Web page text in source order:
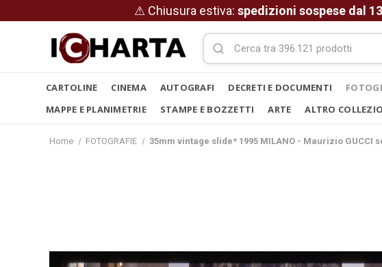
⚠ Chiusura estiva: spedizioni sospese dal
CARTOLINE CINEMA AUTOGRAFI DECRETI E DOCUMENTI
MAPPE E PLANIMETRIE
STAMPE E BOZZETTI ARTE ALTRO
Home FOTOGRAFIE 35mm vintage slide* 1995 MILANO - Maurizio GUCCI